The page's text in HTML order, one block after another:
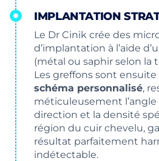
IMPLANTATION
Le Dr Cinik crée des
d’implantation à l’aide
(métal ou saphir selon la
Les greffons sont ensuite
schéma personnalisé,
méticuleusement
direction et la densité
région du cuir chevelu,
résultat parfaitement
indétectable.